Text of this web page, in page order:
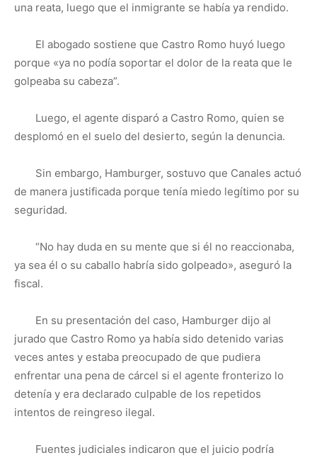
una reata, luego que el inmigrante se había ya rendido.
El abogado sostiene que Castro Romo huyó luego
porque «ya no podía soportar el dolor de la reata que le
golpeaba su cabeza”.
Luego, el agente disparó a Castro Romo, quien se
desplomó en el suelo del desierto, según la denuncia.
Sin embargo, Hamburger, sostuvo que Canales actuó
de manera justificada porque tenía miedo legítimo por su
seguridad.
“No hay duda en su mente que si él no reaccionaba,
ya sea él o su caballo habría sido golpeado», aseguró la
fiscal.
En su presentación del caso, Hamburger dijo al
jurado que Castro Romo ya había sido detenido varias
veces antes y estaba preocupado de que pudiera
enfrentar una pena de cárcel si el agente fronterizo lo
detenía y era declarado culpable de los repetidos
intentos de reingreso ilegal.
Fuentes judiciales indicaron que el juicio podría